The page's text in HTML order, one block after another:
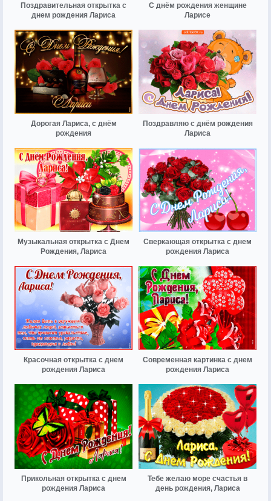
Поздравительная открытка с
днем рождения Лариса
С днём рождения женщине
Ларисе
Дорогая Лариса, с днём
рождения
Поздравляю с днём рождения
Лариса
Музыкальная открытка с Днем
Рождения, Лариса
Сверкающая открытка с днем
рождения Лариса
Красочная открытка с днем
рождения Лариса
Современная картинка с днем
рождения Лариса
Прикольная открытка с днем
рождения Лариса
Тебе желаю море счастья в
день рождения, Лариса